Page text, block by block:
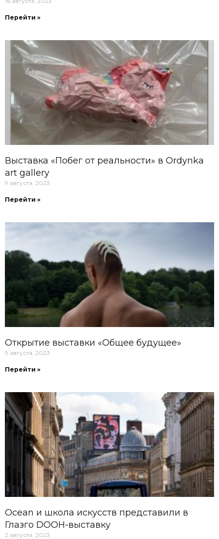
Перейти »
Выставка «Побег от реальности» в Ordynka
art gallery
9 августа, 2023
Перейти »
Открытие выставки «Общее будущее»
9 августа, 2023
Перейти »
Ocean и школа искусств представили в
Глазго DOOH-выставку
2 августа, 2023